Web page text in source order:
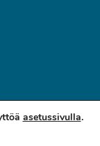
asetussivulla.